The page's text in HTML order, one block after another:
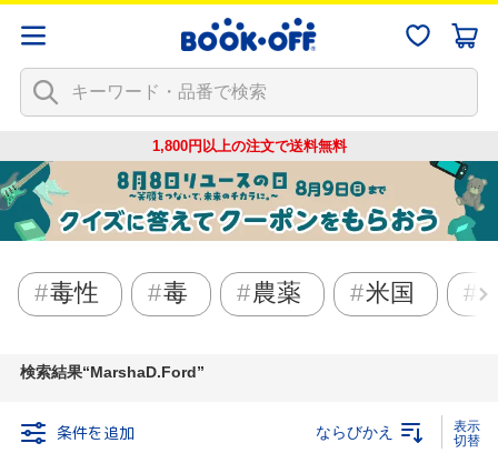
1,800円以上の注文で送料無料
毒性 毒 農薬 米国
検索結果 MarshaD.Ford
条件を追加 ならびかえ